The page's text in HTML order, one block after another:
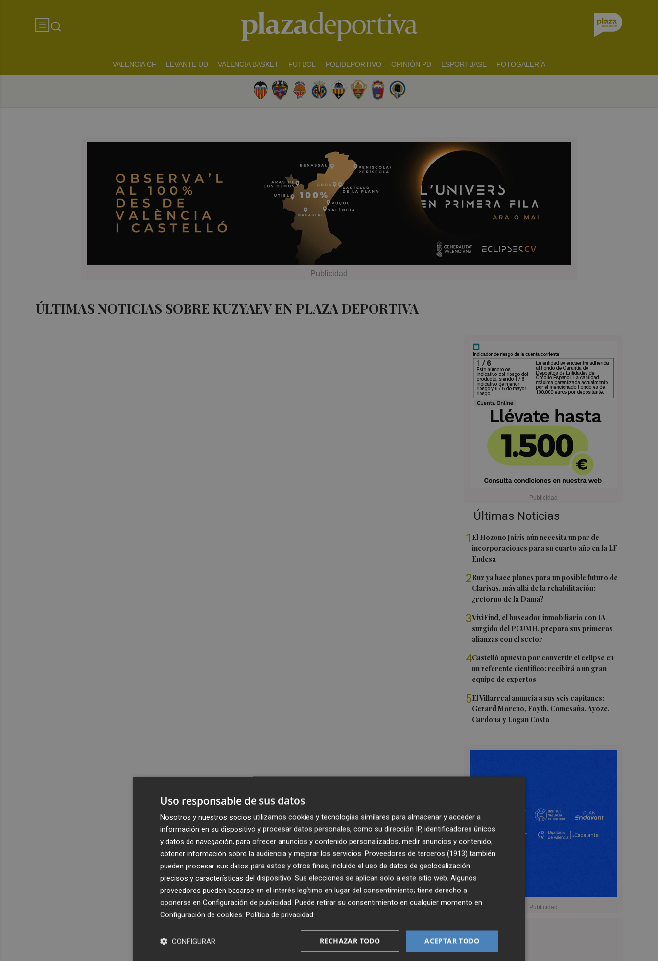
VALENCIA CF LEVANTE UD VALENCIA BASKET FUTBOL POLIDEPORTIVO OPINIÓN PD ESPORTBASE FOTOGALERÍA
ÚLTIMAS NOTICIAS SOBRE KUZYAEV EN PLAZA DEPORTIVA
Últimas Noticias
1 El Hozono Jairis aún necesita un par de
incorporaciones para su cuarto año en la LF
Endesa
2Ruz ya hace planes para un posible futuro de
Clarisas, más allá de la rehabilitación:
¿retorno de la Dama?
3ViviFind, el buscador inmobiliario con IA
surgido del PCUMH, prepara sus primeras
alianzas con el sector
4Castelló apuesta por convertir el eclipse en
un referente científico: recibirá a un gran
equipo de expertos
5El Villarreal anuncia a sus seis capitanes:
Gerard Moreno, Foyth, Comesaña, Ayoze,
Cardona y Logan Costa
Uso responsable de sus datos
Nosotros y nuestros socios utilizamos cookies y tecnologías similares para almacenar y acceder a
información en su dispositivo y procesar datos personales, como su dirección IP, identificadores únicos
y datos de navegación, para ofrecer anuncios y contenido personalizados, medir anuncios y contenido,
obtener información sobre la audiencia y mejorar los servicios. Proveedores de terceros (1913) también
pueden procesar sus datos para estos y otros fines, incluido el uso de datos de geolocalización
precisos y características del dispositivo. Sus elecciones se aplican solo a este sitio web. Algunos
proveedores pueden basarse en el interés legítimo en lugar del consentimiento; tiene derecho a
oponerse en Configuración de publicidad. Puede retirar su consentimiento en cualquier momento en
Configuración de cookies. Política de privacidad
ACEPTAR TODO
RECHAZAR TODO
CONFIGURAR